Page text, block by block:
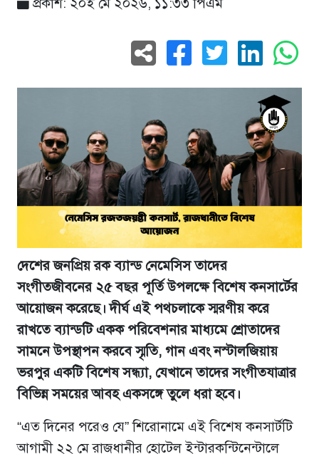
দেশের জনপ্রিয় রক ব্যান্ড নেমেসিস তাদের
সংগীতজীবনের ২৫ বছর পূর্তি উপলক্ষে বিশেষ কনসার্টের
আয়োজন করেছে। দীর্ঘ এই পথচলাকে স্মরণীয় করে
রাখতে ব্যান্ডটি একক পরিবেশনার মাধ্যমে শ্রোতাদের
সামনে উপস্থাপন করবে স্মৃতি, গান এবং নস্টালজিয়ায়
ভরপুর একটি বিশেষ সন্ধ্যা, যেখানে তাদের সংগীতযাত্রার
বিভিন্ন সময়ের আবহ একসঙ্গে তুলে ধরা হবে।
“এত দিনের পরেও যে” শিরোনামে এই বিশেষ কনসার্টটি
আগামী ২২ মে রাজধানীর হোটেল ইন্টারকন্টিনেন্টালে